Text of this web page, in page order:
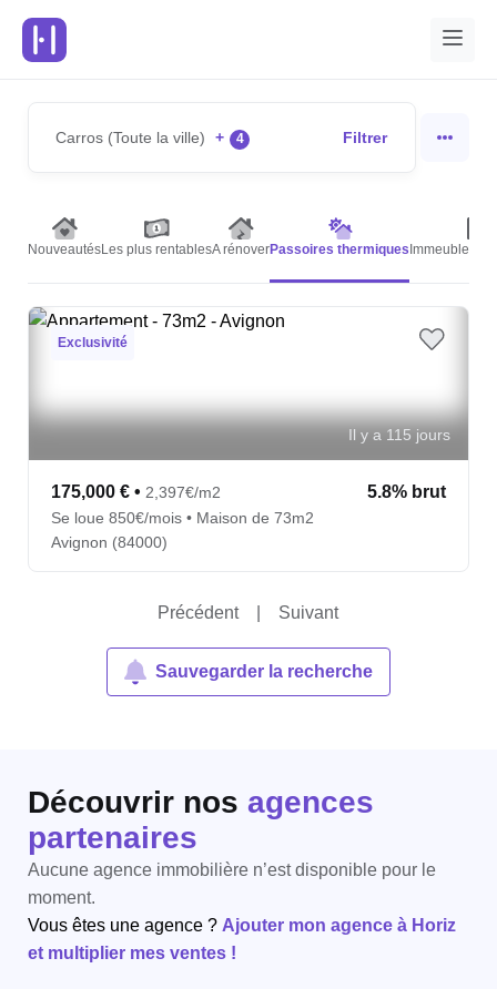
Carros (Toute la ville) + 4 Filtrer
NouveautésLes plus rentablesA rénoverPassoires thermiques Immeubles
Exclusivité
Il y a 115 jours
175,000 € • 2,397€/m2 5.8% brut
Se loue 850€/mois • Maison de 73m2
Avignon (84000)
Précédent Suivant
Sauvegarder la recherche
Découvrir nos agences
partenaires
Aucune agence immobilière n’est disponible pour le
moment.
Vous êtes une agence ? Ajouter mon agence à Horiz
et multiplier mes ventes !